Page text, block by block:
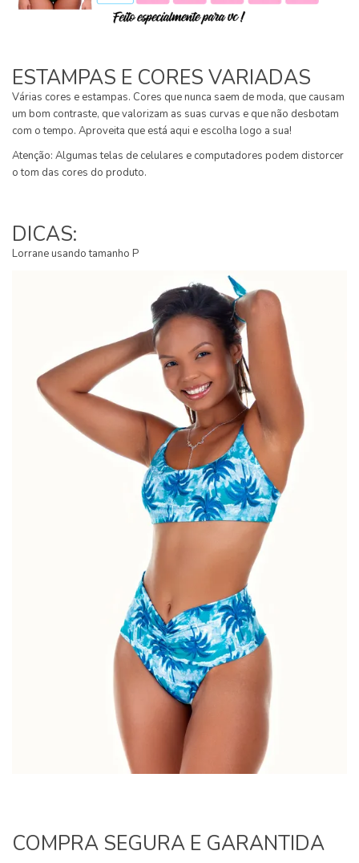
ESTAMPAS E CORES VARIADAS
Várias cores e estampas. Cores que nunca saem de moda, que causam
um bom contraste, que valorizam as suas curvas e que não desbotam
com o tempo. Aproveita que está aqui e escolha logo a sua!
Atenção: Algumas telas de celulares e computadores podem distorcer
o tom das cores do produto.
DICAS:
Lorrane usando tamanho P
COMPRA SEGURA E GARANTIDA